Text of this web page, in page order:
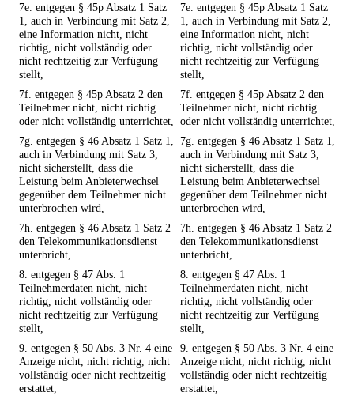
7e. entgegen § 45p Absatz 1 Satz
1, auch in Verbindung mit Satz 2,
eine Information nicht, nicht
richtig, nicht vollständig oder
nicht rechtzeitig zur Verfügung
stellt,
7e. entgegen § 45p Absatz 1 Satz
1, auch in Verbindung mit Satz 2,
eine Information nicht, nicht
richtig, nicht vollständig oder
nicht rechtzeitig zur Verfügung
stellt,
7f. entgegen § 45p Absatz 2 den
Teilnehmer nicht, nicht richtig
oder nicht vollständig unterrichtet,
7f. entgegen § 45p Absatz 2 den
Teilnehmer nicht, nicht richtig
oder nicht vollständig unterrichtet,
7g. entgegen § 46 Absatz 1 Satz 1,
auch in Verbindung mit Satz 3,
nicht sicherstellt, dass die
Leistung beim Anbieterwechsel
gegenüber dem Teilnehmer nicht
unterbrochen wird,
7g. entgegen § 46 Absatz 1 Satz 1,
auch in Verbindung mit Satz 3,
nicht sicherstellt, dass die
Leistung beim Anbieterwechsel
gegenüber dem Teilnehmer nicht
unterbrochen wird,
7h. entgegen § 46 Absatz 1 Satz 2
den Telekommunikationsdienst
unterbricht,
7h. entgegen § 46 Absatz 1 Satz 2
den Telekommunikationsdienst
unterbricht,
8. entgegen § 47 Abs. 1
Teilnehmerdaten nicht, nicht
richtig, nicht vollständig oder
nicht rechtzeitig zur Verfügung
stellt,
8. entgegen § 47 Abs. 1
Teilnehmerdaten nicht, nicht
richtig, nicht vollständig oder
nicht rechtzeitig zur Verfügung
stellt,
9. entgegen § 50 Abs. 3 Nr. 4 eine
Anzeige nicht, nicht richtig, nicht
vollständig oder nicht rechtzeitig
erstattet,
9. entgegen § 50 Abs. 3 Nr. 4 eine
Anzeige nicht, nicht richtig, nicht
vollständig oder nicht rechtzeitig
erstattet,